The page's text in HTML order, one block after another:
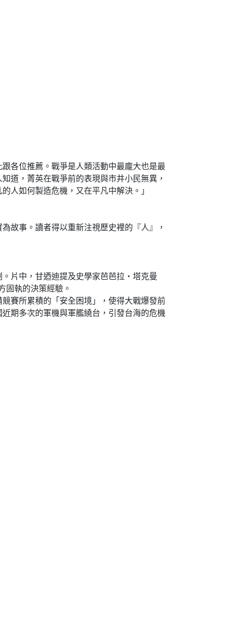
各位推薦。戰爭是人類活動中最龐大也是最
道，菁英在戰爭前的表現與市井小民無異，
人如何製造危機，又在平凡中解決。」
事。讀者得以重新注視歷史裡的『人』，
片中，甘迺迪提及史學家芭芭拉・塔克曼
固執的決策經驗。
賽所累積的「安全困境」，使得大戰爆發前
期多次的軍機與軍艦繞台，引發台海的危機